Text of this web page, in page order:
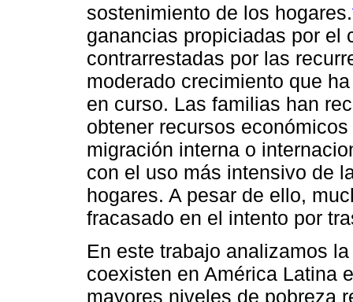
sostenimiento de los hogares.
ganancias propiciadas por el
contrarrestadas por las
moderado crecimiento que
en curso. Las familias han
obtener recursos
migración interna o
con el uso más intensivo de
hogares. A pesar de ello,
fracasado en el intento por
En este trabajo analizamos
coexisten en América Latina
mayores niveles de pobreza